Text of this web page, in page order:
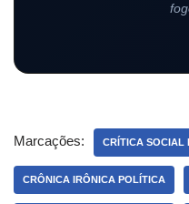
Marcações: CRÍTICA SOCIAL
CRÔNICA IRÔNICA POLÍTICA